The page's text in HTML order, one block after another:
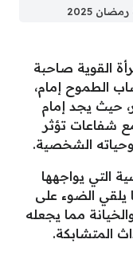
2025
القوية صاحبة
الطموح إمام،
حيث يجد إمام
شفاعات تؤثر
الشخصية.
التي يواجهها
يلقي الضوء على
مما يجعله
المتشابكة.